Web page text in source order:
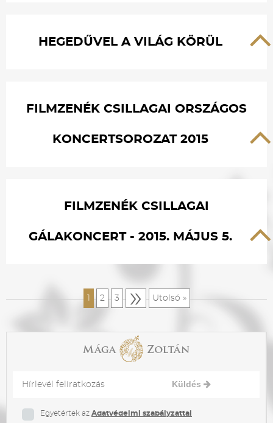
HEGEDŰVEL A VILÁG KÖRÜL
FILMZENÉK CSILLAGAI ORSZÁGOS
KONCERTSOROZAT 2015
FILMZENÉK CSILLAGAI
GÁLAKONCERT - 2015. MÁJUS 5.
2 3 » Utolsó »
Küldés
Egyetértek az Adatvédelmi szabályzattal